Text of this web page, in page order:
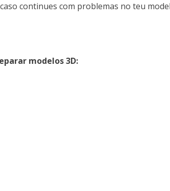
continues com problemas no teu
modelos 3D: